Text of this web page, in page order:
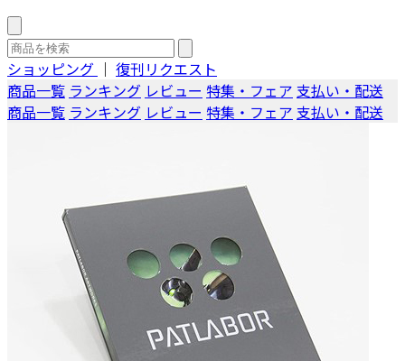
ショッピング ｜ 復刊リクエスト
商品一覧 ランキング レビュー 特集・フェア 支払い・配送
商品一覧 ランキング レビュー 特集・フェア 支払い・配送